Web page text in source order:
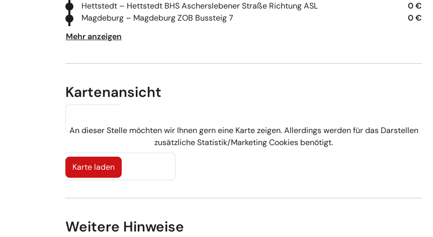
Hettstedt – Hettstedt BHS Ascherslebener Straße Richtung ASL
0 €
Magdeburg – Magdeburg ZOB Bussteig 7
0 €
Quedlinburg – Quedlinburg BHS Kleers
Wernigerode – Wernigerode BBH - Bussteig 9
0 €
Mehr anzeigen
Kartenansicht
An dieser Stelle möchten wir Ihnen gern eine Karte zeigen. Allerdings werden für das Darstellen
zusätzliche Statistik/Marketing Cookies benötigt.
Karte laden
Weitere Hinweise